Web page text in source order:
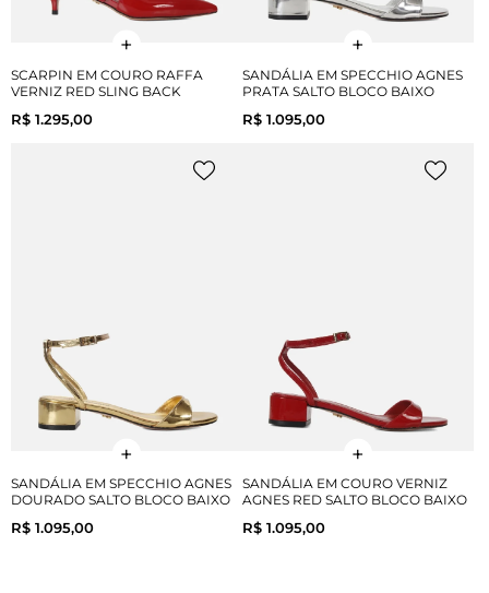
SCARPIN EM COURO RAFFA
VERNIZ RED SLING BACK
R$ 1.295,00
SANDÁLIA EM SPECCHIO AGNES
PRATA SALTO BLOCO BAIXO
R$ 1.095,00
SANDÁLIA EM SPECCHIO AGNES
DOURADO SALTO BLOCO BAIXO
R$ 1.095,00
SANDÁLIA EM COURO VERNIZ
AGNES RED SALTO BLOCO BAIXO
R$ 1.095,00